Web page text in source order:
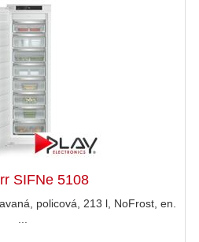
SIFNe 5108
policová, 213 l, NoFrost, en.